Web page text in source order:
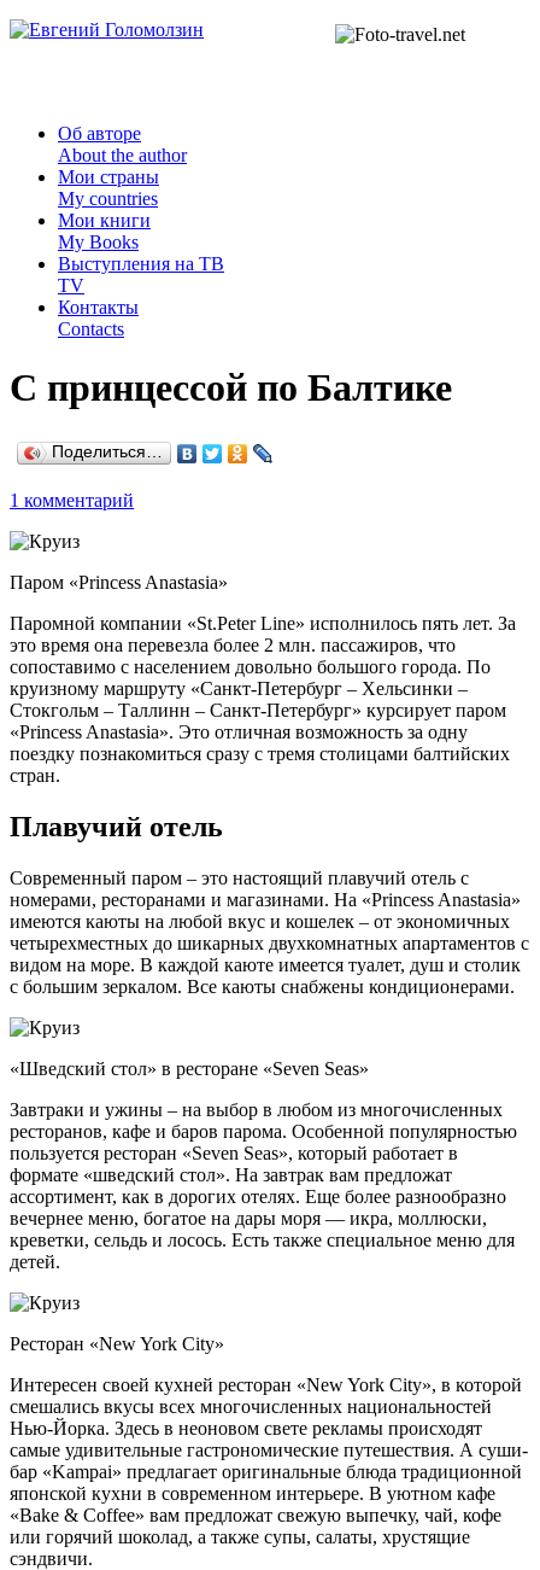
Об авторе
About the author
Мои страны
My countries
Мои книги
My Books
Выступления на ТВ
TV
Контакты
Contacts
С принцессой по Балтике
Поделиться…
1 комментарий
Паром «Princess Anastasia»
Паромной компании «St.Peter Line» исполнилось пять лет. За
это время она перевезла более 2 млн. пассажиров, что
сопоставимо с населением довольно большого города. По
круизному маршруту «Санкт-Петербург – Хельсинки –
Стокгольм – Таллинн – Санкт-Петербург» курсирует паром
«Princess Anastasia». Это отличная возможность за одну
поездку познакомиться сразу с тремя столицами балтийских
стран.
Плавучий отель
Современный паром – это настоящий плавучий отель с
номерами, ресторанами и магазинами. На «Princess Anastasia»
имеются каюты на любой вкус и кошелек – от экономичных
четырехместных до шикарных двухкомнатных апартаментов с
видом на море. В каждой каюте имеется туалет, душ и столик
с большим зеркалом. Все каюты снабжены кондиционерами.
«Шведский стол» в ресторане «Seven Seas»
Завтраки и ужины – на выбор в любом из многочисленных
ресторанов, кафе и баров парома. Особенной популярностью
пользуется ресторан «Seven Seas», который работает в
формате «шведский стол». На завтрак вам предложат
ассортимент, как в дорогих отелях. Еще более разнообразно
вечернее меню, богатое на дары моря — икра, моллюски,
креветки, сельдь и лосось. Есть также специальное меню для
детей.
Ресторан «New York City»
Интересен своей кухней ресторан «New York City», в которой
смешались вкусы всех многочисленных национальностей
Нью-Йорка. Здесь в неоновом свете рекламы происходят
самые удивительные гастрономические путешествия. А суши-
бар «Kampai» предлагает оригинальные блюда традиционной
японской кухни в современном интерьере. В уютном кафе
«Bake & Coffee» вам предложат свежую выпечку, чай, кофе
или горячий шоколад, а также супы, салаты, хрустящие
сэндвичи.